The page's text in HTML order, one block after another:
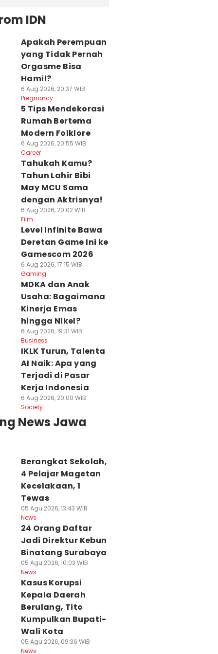
IDN
Apakah Perempuan
yang Tidak Pernah
Orgasme Bisa
Hamil?
6 Aug 2026, 20:37 WIB
Pregnancy
5 Tips Mendekorasi
Rumah Bertema
Modern Folklore
6 Aug 2026, 20:55 WIB
Career
Tahukah Kamu?
Tahun Lahir Bibi
May MCU Sama
dengan Aktrisnya!
6 Aug 2026, 20:02 WIB
Film
Level Infinite Bawa
Deretan Game Ini ke
Gamescom 2026
6 Aug 2026, 17:15 WIB
Gaming
MDKA dan Anak
Usaha: Bagaimana
Kinerja Emas
hingga Nikel?
6 Aug 2026, 19:31 WIB
Business
IKLK Turun, Talenta
AI Naik: Apa yang
Terjadi di Pasar
Kerja Indonesia
6 Aug 2026, 20:00 WIB
Society
News Jawa
Berangkat Sekolah,
4 Pelajar Magetan
Kecelakaan, 1
Tewas
05 Agu 2026, 13:43 WIB
News
24 Orang Daftar
Jadi Direktur Kebun
Binatang Surabaya
05 Agu 2026, 10:03 WIB
News
Kasus Korupsi
Kepala Daerah
Berulang, Tito
Kumpulkan Bupati-
Wali Kota
05 Agu 2026, 09:36 WIB
News